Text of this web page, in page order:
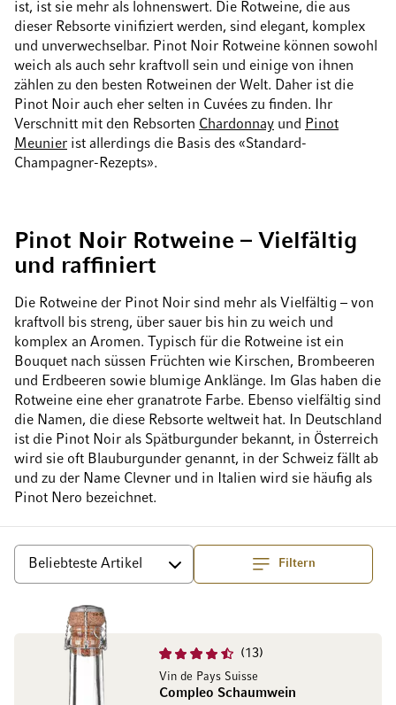
ist, ist sie mehr als lohnenswert. Die Rotweine, die aus
dieser Rebsorte vinifiziert werden, sind elegant, komplex
und unverwechselbar. Pinot Noir Rotweine können sowohl
weich als auch sehr kraftvoll sein und einige von ihnen
zählen zu den besten Rotweinen der Welt. Daher ist die
Pinot Noir auch eher selten in Cuvées zu finden. Ihr
Verschnitt mit den Rebsorten Chardonnay und Pinot
Meunier ist allerdings die Basis des «Standard-
Champagner-Rezepts».
Pinot Noir Rotweine – Vielfältig
und raffiniert
Die Rotweine der Pinot Noir sind mehr als Vielfältig – von
kraftvoll bis streng, über sauer bis hin zu weich und
komplex an Aromen. Typisch für die Rotweine ist ein
Bouquet nach süssen Früchten wie Kirschen, Brombeeren
und Erdbeeren sowie blumige Anklänge. Im Glas haben die
Rotweine eine eher granatrote Farbe. Ebenso vielfältig sind
die Namen, die diese Rebsorte weltweit hat. In Deutschland
ist die Pinot Noir als Spätburgunder bekannt, in Österreich
wird sie oft Blauburgunder genannt, in der Schweiz fällt ab
und zu der Name Clevner und in Italien wird sie häufig als
Pinot Nero bezeichnet.
Filtern
Sortieren Top
13
Vin de Pays Suisse
Compleo Schaumwein